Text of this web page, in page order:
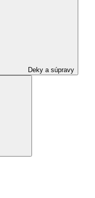
Deky a súpravy